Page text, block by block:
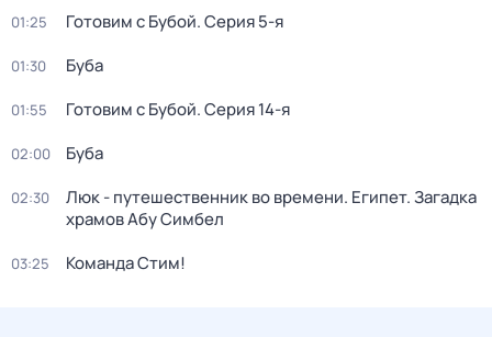
01:25 Готовим с Бубой. Серия 5-я
01:30 Буба
01:55 Готовим с Бубой. Серия 14-я
02:00 Буба
02:30
Люк - путешественник во времени. Египет. Загадка
храмов Абу Симбел
03:25 Команда Стим!